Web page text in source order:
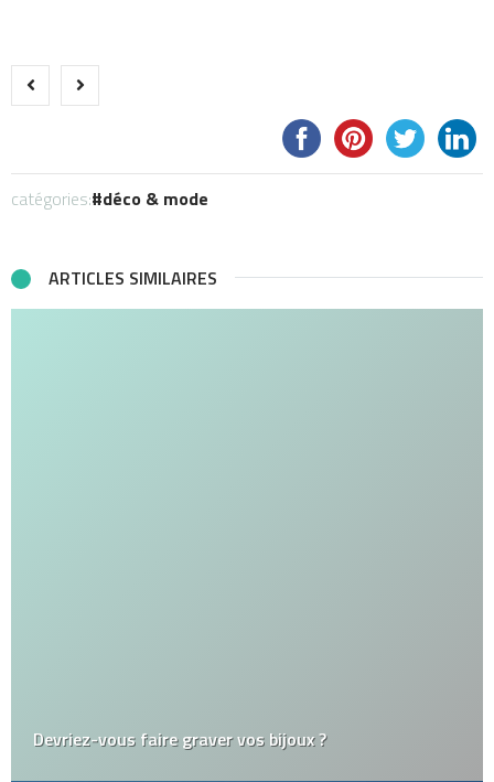
catégories: déco & mode
ARTICLES SIMILAIRES
Devriez-vous faire graver vos bijoux ?